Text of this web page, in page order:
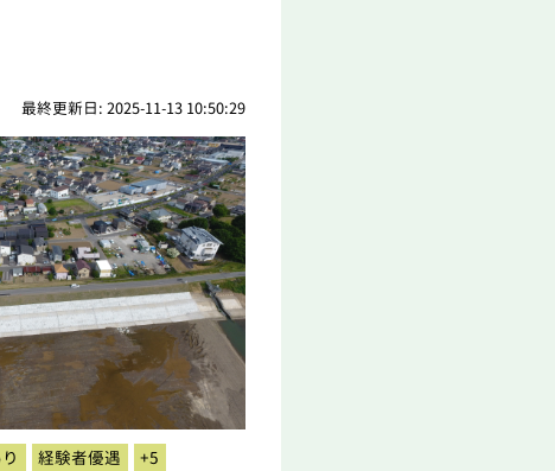
最終更新日: 2025-11-13 10:50:29
経験者優遇 +5